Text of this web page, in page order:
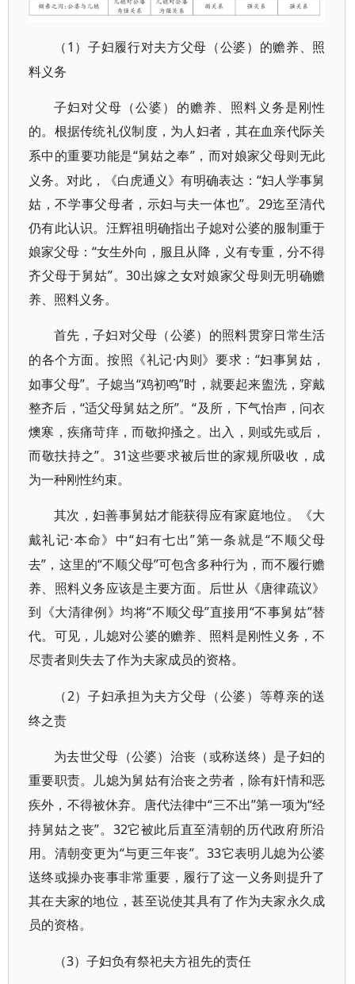
（ 1）子妇履行对夫方父母（公婆）的赡养、照
料义务
子妇对父母（公婆）的赡养、照料义务是刚性
的。根据传统礼仪制度，为人妇者，其在血亲代际关
系中的重要功能是“舅姑之奉”，而对娘家父母则无此
义务。对此，《白虎通义》有明确表达：“妇人学事舅
姑，不学事父母者，示妇与夫一体也”。29迄至清代
仍有此认识。汪辉祖明确指出子媳对公婆的服制重于
娘家父母：“女生外向，服且从降，义有专重，分不得
齐父母于舅姑”。30出嫁之女对娘家父母则无明确赡
养、照料义务。
首先，子妇对父母（公婆）的照料贯穿日常生活
的各个方面。按照《礼记·内则》要求：“妇事舅姑，
如事父母”。子媳当“鸡初鸣”时，就要起来盥洗，穿戴
整齐后，“适父母舅姑之所”。“及所，下气怡声，问衣
燠寒，疾痛苛痒，而敬抑搔之。出入，则或先或后，
而敬扶持之”。31这些要求被后世的家规所吸收，成
为一种刚性约束。
其次，妇善事舅姑才能获得应有家庭地位。《大
戴礼记·本命》中“妇有七出”第一条就是“不顺父母
去”，这里的“不顺父母”可包含多种行为，而不履行赡
养、照料义务应该是主要方面。后世从《唐律疏议》
到《大清律例》均将“不顺父母”直接用“不事舅姑”替
代。可见，儿媳对公婆的赡养、照料是刚性义务，不
尽责者则失去了作为夫家成员的资格。
（2）子妇承担为夫方父母（公婆）等尊亲的送
终之责
为去世父母（公婆）治丧（或称送终）是子妇的
重要职责。儿媳为舅姑有治丧之劳者，除有奸情和恶
疾外，不得被休弃。唐代法律中“三不出”第一项为“经
持舅姑之丧”。32它被此后直至清朝的历代政府所沿
用。清朝变更为“与更三年丧”。33它表明儿媳为公婆
送终或操办丧事非常重要，履行了这一义务则提升了
其在夫家的地位，甚至说使其具有了作为夫家永久成
员的资格。
（3）子妇负有祭祀夫方祖先的责任